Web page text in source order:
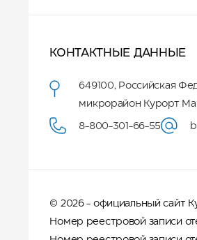
КОНТАКТНЫЕ ДАННЫЕ
649100, Российская
микрорайон Курорт
8-800-301-66-55
© 2026 - официальный сайт
Номер реестровой записи